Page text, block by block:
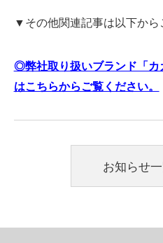
▼その他関連記事は以下から
◎弊社取り扱いブランド「カ
はこちらからご覧ください。
お知らせ